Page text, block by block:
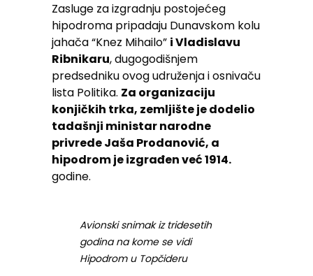
Zasluge za izgradnju postojećeg
hipodroma pripadaju Dunavskom kolu
jahača “Knez Mihailo” i Vladislavu
Ribnikaru, dugogodišnjem
predsedniku ovog udruženja i osnivaču
lista Politika. Za organizaciju
konjičkih trka, zemljište je dodelio
tadašnji ministar narodne
privrede Jaša Prodanović, a
hipodrom je izgrađen već 1914.
godine.
Avionski snimak iz tridesetih
godina na kome se vidi
Hipodrom u Topčideru